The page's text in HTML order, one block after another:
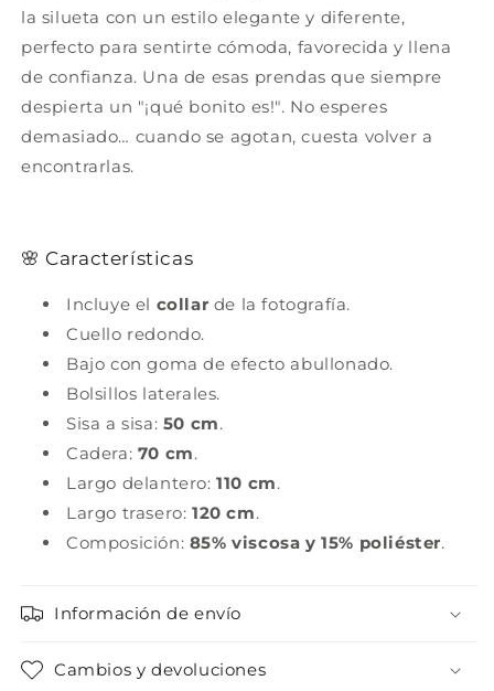
la silueta con un estilo elegante y diferente,
perfecto para sentirte cómoda, favorecida y llena
de confianza. Una de esas prendas que siempre
despierta un "¡qué bonito es!". No esperes
demasiado… cuando se agotan, cuesta volver a
encontrarlas.
🌸 Características
Incluye el collar de la fotografía.
Cuello redondo.
Bajo con goma de efecto abullonado.
Bolsillos laterales.
Sisa a sisa: 50 cm.
Cadera: 70 cm.
Largo delantero:110 cm.
Largo trasero: 120 cm.
Composición: 85% viscosa y 15% poliéster.
Información de envío
Cambios y devoluciones